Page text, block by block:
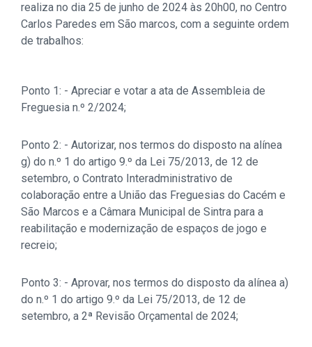
realiza no dia 25 de junho de 2024 às 20h00, no Centro
Carlos Paredes em São marcos, com a seguinte ordem
de trabalhos:
Ponto 1: - Apreciar e votar a ata de Assembleia de
Freguesia n.º 2/2024;
Ponto 2: - Autorizar, nos termos do disposto na alínea
g) do n.º 1 do artigo 9.º da Lei 75/2013, de 12 de
setembro, o Contrato Interadministrativo de
colaboração entre a União das Freguesias do Cacém e
São Marcos e a Câmara Municipal de Sintra para a
reabilitação e modernização de espaços de jogo e
recreio;
Ponto 3: - Aprovar, nos termos do disposto da alínea a)
do n.º 1 do artigo 9.º da Lei 75/2013, de 12 de
setembro, a 2ª Revisão Orçamental de 2024;